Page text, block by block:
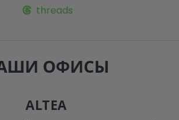
threads
ОФИСЫ
ALTEA